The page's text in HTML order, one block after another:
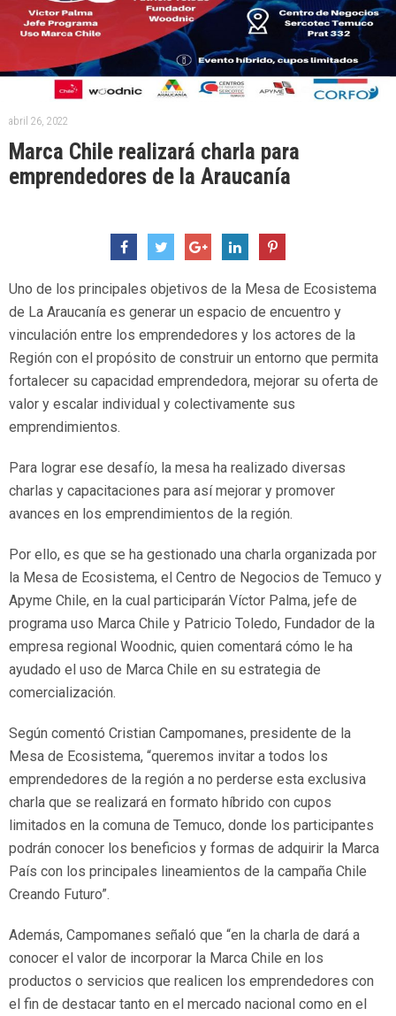
abril 26, 2022
Marca Chile realizará charla para
emprendedores de la Araucanía
Uno de los principales objetivos de la Mesa de Ecosistema
de La Araucanía es generar un espacio de encuentro y
vinculación entre los emprendedores y los actores de la
Región con el propósito de construir un entorno que permita
fortalecer su capacidad emprendedora, mejorar su oferta de
valor y escalar individual y colectivamente sus
emprendimientos.
Para lograr ese desafío, la mesa ha realizado diversas
charlas y capacitaciones para así mejorar y promover
avances en los emprendimientos de la región.
Por ello, es que se ha gestionado una charla organizada por
la Mesa de Ecosistema, el Centro de Negocios de Temuco y
Apyme Chile, en la cual participarán Víctor Palma, jefe de
programa uso Marca Chile y Patricio Toledo, Fundador de la
empresa regional Woodnic, quien comentará cómo le ha
ayudado el uso de Marca Chile en su estrategia de
comercialización.
Según comentó Cristian Campomanes, presidente de la
Mesa de Ecosistema, “queremos invitar a todos los
emprendedores de la región a no perderse esta exclusiva
charla que se realizará en formato híbrido con cupos
limitados en la comuna de Temuco, donde los participantes
podrán conocer los beneficios y formas de adquirir la Marca
País con los principales lineamientos de la campaña Chile
Creando Futuro”.
Además, Campomanes señaló que “en la charla de dará a
conocer el valor de incorporar la Marca Chile en los
productos o servicios que realicen los emprendedores con
el fin de destacar tanto en el mercado nacional como en el